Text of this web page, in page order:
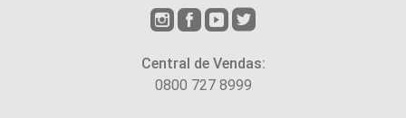
Central de Vendas:
0800 727 8999